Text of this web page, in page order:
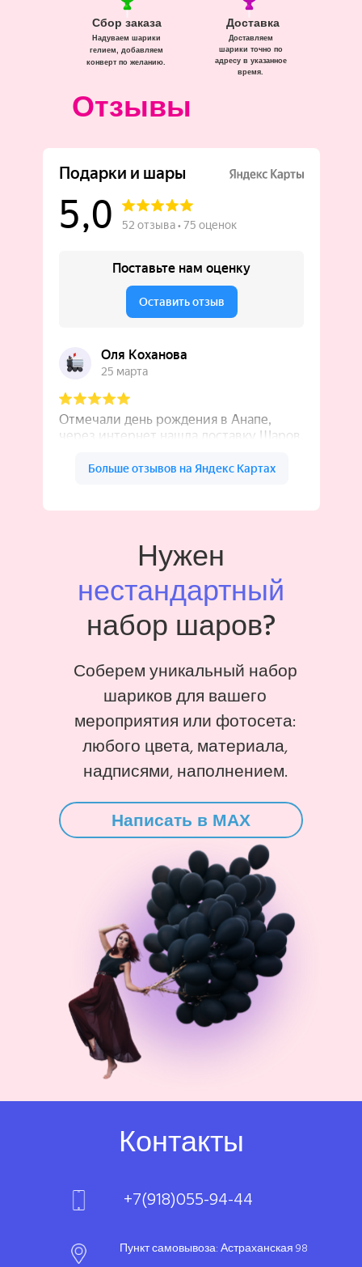
Доставка
Доставляем
шарики точно по
адресу в указанное
время.
Сбор заказа
Надуваем шарики
гелием, добавляем
конверт по желанию.
Отзывы
Нужен
нестандартный
набор шаров?
Соберем уникальный набор
шариков для вашего
мероприятия или фотосета:
любого цвета, материала,
надписями, наполнением.
Написать в MAX
Контакты
Пункт самовывоза: Астраханская 98
+7(918)055-94-44